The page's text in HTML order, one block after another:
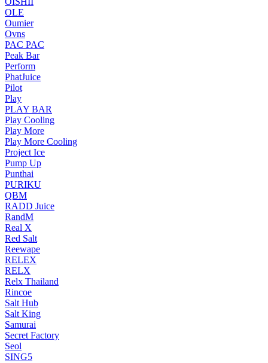
OLE
Oumier
Ovns
PAC PAC
Peak Bar
Perform
PhatJuice
Pilot
Play
PLAY BAR
Play Cooling
Play More
Play More Cooling
Project Ice
Pump Up
Punthai
PURIKU
QBM
RADD Juice
RandM
Real X
Red Salt
Reewape
RELEX
RELX
Relx Thailand
Rincoe
Salt Hub
Salt King
Samurai
Secret Factory
Seol
SING5